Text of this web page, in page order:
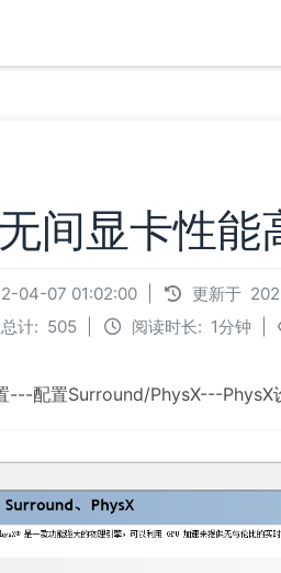
间显卡性能
04-07 01:02:00 更新于
计: 505 阅读时长: 1分钟
配置Surround/PhysX---PhysX